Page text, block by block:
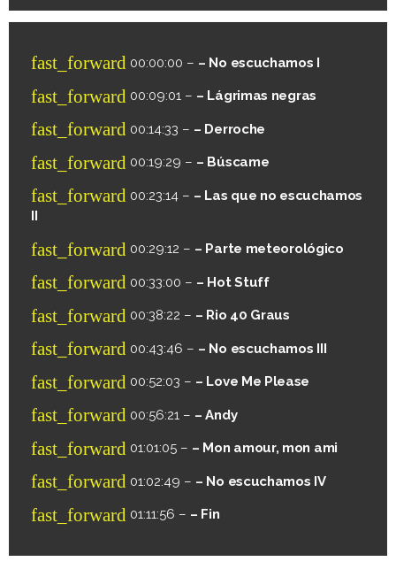
fast_forward 00:00:00 – – No escuchamos I
fast_forward 00:09:01 – – Lágrimas negras
fast_forward 00:14:33 – – Derroche
fast_forward 00:19:29 – – Búscame
fast_forward 00:23:14 – – Las que no escuchamos
II
fast_forward 00:29:12 – – Parte meteorológico
fast_forward 00:33:00 – – Hot Stuff
fast_forward 00:38:22 – – Rio 40 Graus
fast_forward 00:43:46 – – No escuchamos III
fast_forward 00:52:03 – – Love Me Please
fast_forward 00:56:21 – – Andy
fast_forward 01:01:05 – – Mon amour, mon ami
fast_forward 01:02:49 – – No escuchamos IV
fast_forward 01:11:56 – – Fin